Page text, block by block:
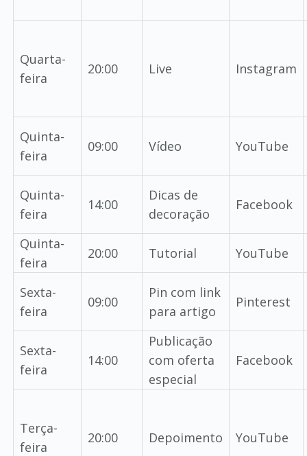
Quarta-
feira
20:00 Live Instagram
Quinta-
feira
09:00 Vídeo YouTube
Quinta-
feira
14:00
Dicas de
decoração
Facebook
Quinta-
feira
20:00 Tutorial YouTube
Sexta-
feira
09:00
Pin com link
para artigo
Pinterest
Sexta-
feira
14:00
Publicação
com oferta
especial
Facebook
Terça-
feira
20:00 Depoimento YouTube